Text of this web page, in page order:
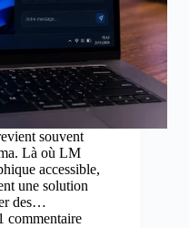
souvent
Là où LM
accessible,
une solution
des…
commentaire